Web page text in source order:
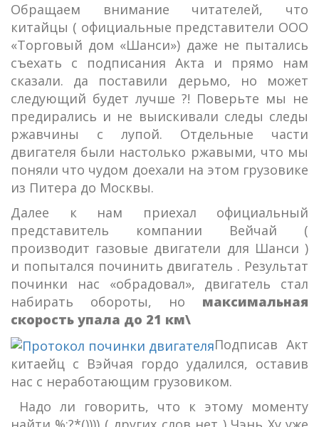
Обращаем внимание читателей, что
китайцы ( официальные представители ООО
«Торговый дом «Шанси») даже не пытались
съехать с подписания Акта и прямо нам
сказали. да поставили дерьмо, но может
следующий будет лучше ?! Поверьте мы не
предирались и не выискивали следы следы
ржавчины с лупой. Отдельные части
двигателя были настолько ржавыми, что мы
поняли что чудом доехали на этом грузовике
из Питера до Москвы.
Далее к нам приехал официальный
представитель компании Вейчай (
производит газовые двигатели для Шанси )
и попытался починить двигатель . Результат
починки нас «обрадовал», двигатель стал
набирать обороты, но максимальная
скорость упала до 21 км\
Подписав Акт
китаейц с Вэйчая гордо удалился, оставив
нас с неработающим грузовиком.
Надо ли говорить, что к этому моменту